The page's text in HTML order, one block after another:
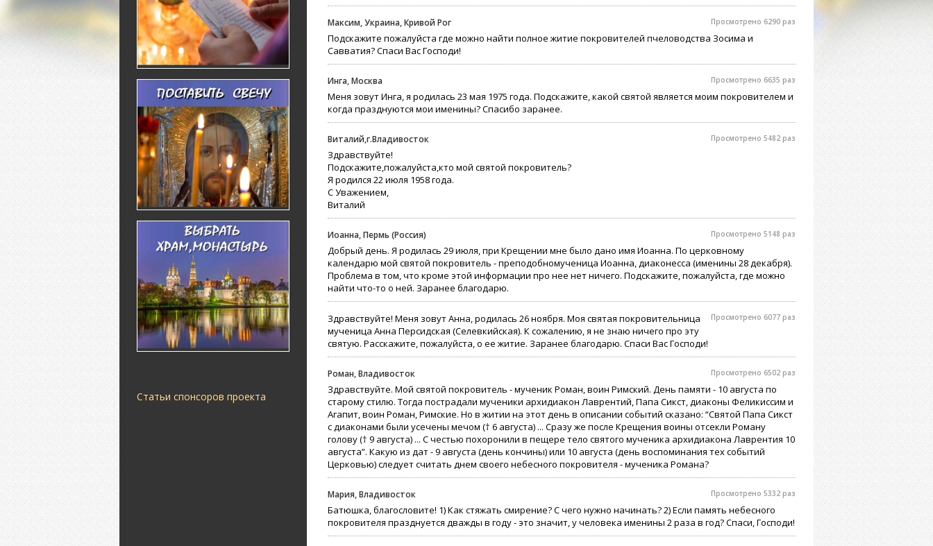
Статьи спонсоров проекта
Максим, Украина, Кривой Рог Просмотрено 6290 раз
Подскажите пожалуйста где можно найти полное житие покровителей пчеловодства Зосима и
Савватия? Спаси Вас Господи!
Инга, Москва Просмотрено 6635 раз
Меня зовут Инга, я родилась 23 мая 1975 года. Подскажите, какой святой является моим покровителем и
когда празднуются мои именины? Спасибо заранее.
Виталий,г.Владивосток Просмотрено 5482 раз
Здравствуйте!
Подскажите,пожалуйста,кто мой святой покровитель?
Я родился 22 июля 1958 года.
С Уважением,
Виталий
Иоанна, Пермь (Россия) Просмотрено 5148 раз
Добрый день. Я родилась 29 июля, при Крещении мне было дано имя Иоанна. По церковному
календарю мой святой покровитель - преподобномученица Иоанна, диаконесса (именины 28 декабря).
Проблема в том, что кроме этой информации про нее нет ничего. Подскажите, пожалуйста, где можно
найти что-то о ней. Заранее благодарю.
Просмотрено 6077 раз
Здравствуйте! Меня зовут Анна, родилась 26 ноября. Моя святая покровительница
мученица Анна Персидская (Селевкийская). К сожалению, я не знаю ничего про эту
святую. Расскажите, пожалуйста, о ее житие. Заранее благодарю. Спаси Вас Господи!
Роман, Владивосток Просмотрено 6502 раз
Здравствуйте. Мой святой покровитель - мученик Роман, воин Римский. День памяти - 10 августа по
старому стилю. Тогда пострадали мученики архидиакон Лаврентий, Папа Сикст, диаконы Феликиссим и
Агапит, воин Роман, Римские. Но в житии на этот день в описании событий сказано: “Святой Папа Сикст
с диаконами были усечены мечом († 6 августа) ... Сразу же после Крещения воины отсекли Роману
голову († 9 августа) ... С честью похоронили в пещере тело святого мученика архидиакона Лаврентия 10
августа”. Какую из дат - 9 августа (день кончины) или 10 августа (день воспоминания тех событий
Церковью) следует считать днем своего небесного покровителя - мученика Романа?
Мария, Владивосток Просмотрено 5332 раз
Батюшка, благословите! 1) Как стяжать смирение? С чего нужно начинать? 2) Если память небесного
покровителя празднуется дважды в году - это значит, у человека именины 2 раза в год? Спаси, Господи!